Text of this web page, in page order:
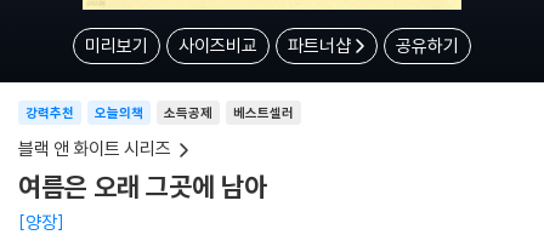
미리보기 사이즈비교 파트너샵 공유하기
소득공제 베스트셀러
강력추천 오늘의책
블랙 앤 화이트 시리즈
여름은 오래 그곳에 남아
양장